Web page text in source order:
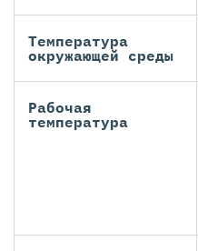
Температура
окружающей среды
Рабочая
температура